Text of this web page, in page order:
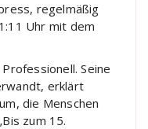
regelmäßig
Uhr mit dem
Seine
erklärt
die Menschen
zum 15.